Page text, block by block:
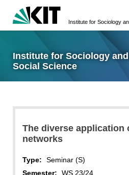
Institute for Sociology
Social Science
The diverse application
networks
Type:
Seminar (S)
Semester:
WS 23/24